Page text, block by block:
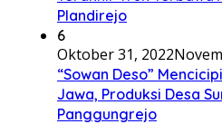
Plandirejo
6
Oktober 31, 2022
“Sowan Deso”
Jawa, Produksi Desa
Panggungrejo